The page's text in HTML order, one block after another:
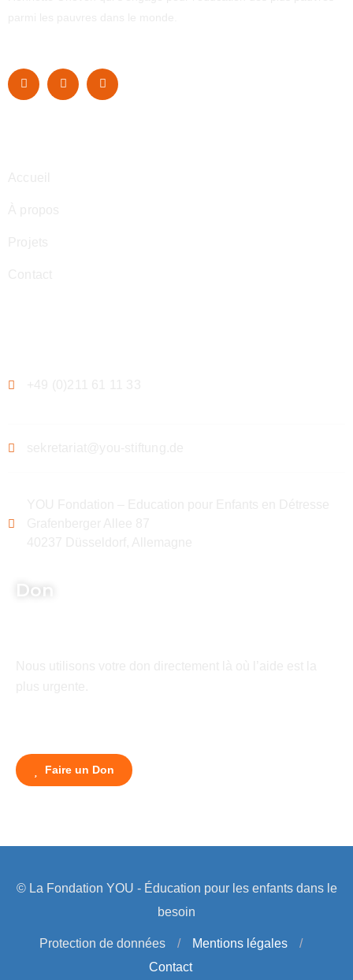
Don
Faire un Don
© La Fondation YOU - Éducation pour les enfants dans le
besoin
Protection de données / Mentions légales
/
Contact